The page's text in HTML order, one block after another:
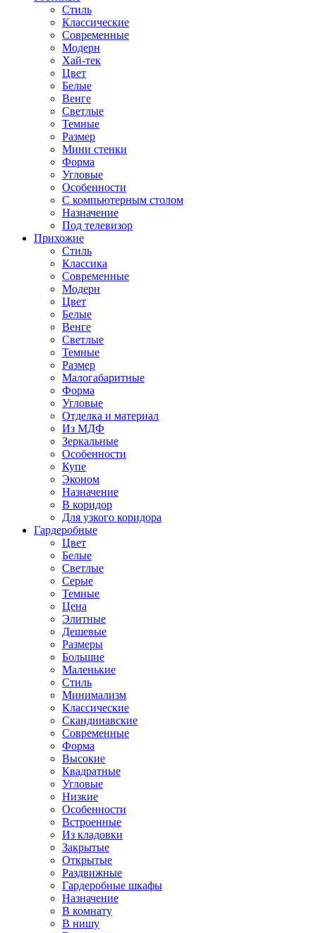
Стиль
Классические
Современные
Модерн
Хай-тек
Цвет
Белые
Венге
Светлые
Темные
Размер
Мини стенки
Форма
Угловые
Особенности
С компьютерным столом
Назначение
Под телевизор
Прихожие
Стиль
Классика
Современные
Модерн
Цвет
Белые
Венге
Светлые
Темные
Размер
Малогабаритные
Форма
Угловые
Отделка и материал
Из МДФ
Зеркальные
Особенности
Купе
Эконом
Назначение
В коридор
Для узкого коридора
Гардеробные
Цвет
Белые
Светлые
Серые
Темные
Цена
Элитные
Дешевые
Размеры
Большие
Маленькие
Стиль
Минимализм
Классические
Скандинавские
Современные
Форма
Высокие
Квадратные
Угловые
Низкие
Особенности
Встроенные
Из кладовки
Закрытые
Открытые
Раздвижные
Гардеробные шкафы
Назначение
В комнату
В нишу